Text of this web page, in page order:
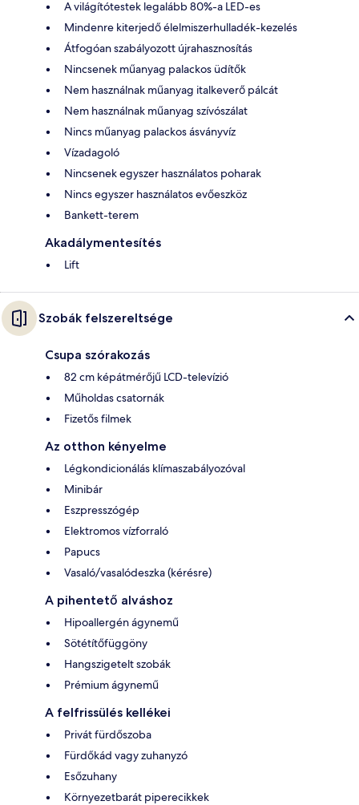
A világítótestek legalább 80%-a LED-es
Mindenre kiterjedő élelmiszerhulladék-kezelés
Átfogóan szabályozott újrahasznosítás
Nincsenek műanyag palackos üdítők
Nem használnak műanyag italkeverő pálcát
Nem használnak műanyag szívószálat
Nincs műanyag palackos ásványvíz
Vízadagoló
Nincsenek egyszer használatos poharak
Nincs egyszer használatos evőeszköz
Bankett-terem
Akadálymentesítés
Lift
Szobák felszereltsége
Csupa szórakozás
82 cm képátmérőjű LCD-televízió
Műholdas csatornák
Fizetős filmek
Az otthon kényelme
Légkondicionálás klímaszabályozóval
Minibár
Eszpresszógép
Elektromos vízforraló
Papucs
Vasaló/vasalódeszka (kérésre)
A pihentető alváshoz
Hipoallergén ágynemű
Sötétítőfüggöny
Hangszigetelt szobák
Prémium ágynemű
A felfrissülés kellékei
Privát fürdőszoba
Fürdőkád vagy zuhanyzó
Esőzuhany
Környezetbarát piperecikkek